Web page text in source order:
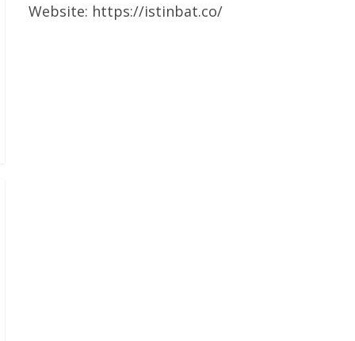
Website: https://istinbat.co/